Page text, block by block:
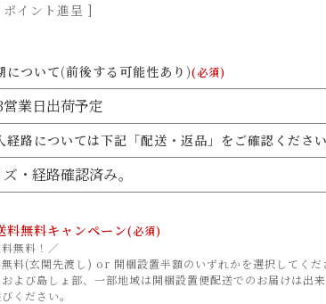
ポイント進呈 ]
について(前後する可能性あり)(必須)
路については下記「配送・返品」をご確認ください
無料キャンペーン(必須)
無料！／
料(玄関先渡し) or 開梱設置半額のいずれかを選択してくだ
よび島しょ部、一部地域は開梱設置便配送でのお届けは出
ください。